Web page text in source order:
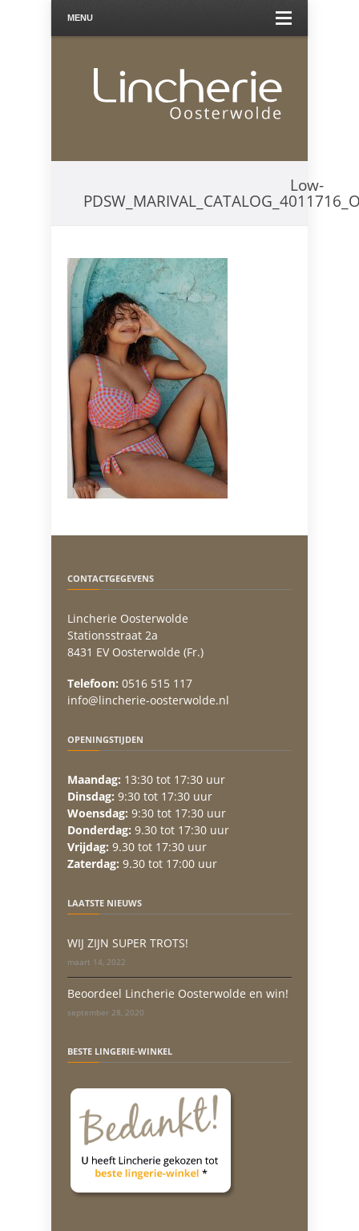
MENU
Low-
CONTACTGEGEVENS
Lincherie Oosterwolde
Stationsstraat 2a
8431 EV Oosterwolde (Fr.)
Telefoon: 0516 515 117
info@lincherie-oosterwolde.nl
OPENINGSTIJDEN
Maandag: 13:30 tot 17:30 uur
Dinsdag: 9:30 tot 17:30 uur
Woensdag: 9:30 tot 17:30 uur
Donderdag: 9.30 tot 17:30 uur
Vrijdag: 9.30 tot 17:30 uur
Zaterdag: 9.30 tot 17:00 uur
LAATSTE NIEUWS
WIJ ZIJN SUPER TROTS!
maart 14, 2022
Beoordeel Lincherie Oosterwolde en win!
september 28, 2020
BESTE LINGERIE-WINKEL